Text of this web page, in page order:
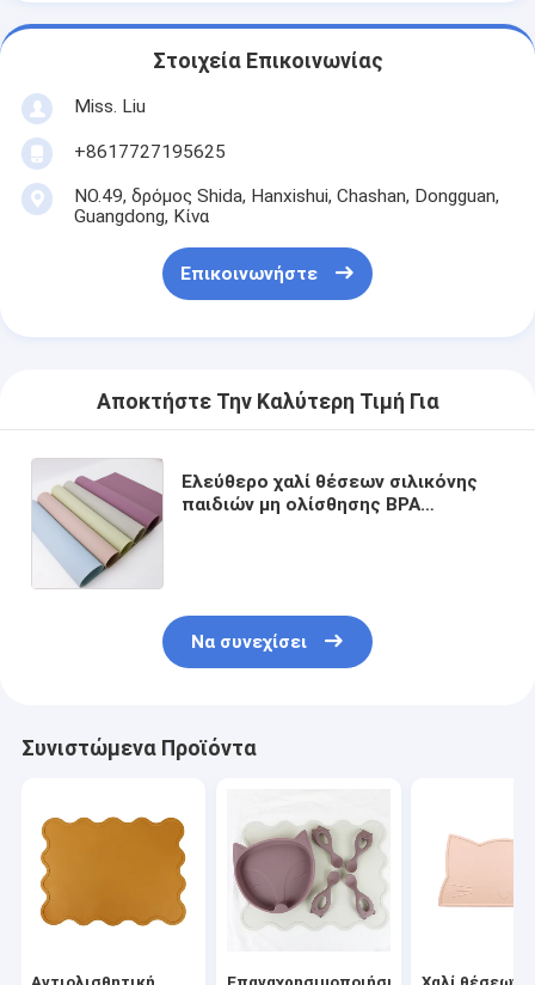
Στοιχεία Επικοινωνίας
Miss. Liu
+8617727195625
NO.49, δρόμος Shida, Hanxishui, Chashan, Dongguan,
Guangdong, Κίνα
Επικοινωνήστε
Αποκτήστε Την Καλύτερη Τιμή Για
Ελεύθερο χαλί θέσεων σιλικόνης
παιδιών μη ολίσθησης BPA
Να συνεχίσει
Συνιστώμενα Προϊόντα